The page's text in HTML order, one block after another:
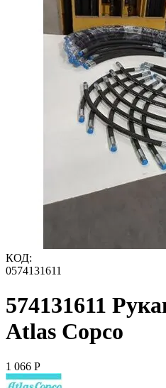
КОД:
0574131611
574131611
Atlas Copco
1 066 Р